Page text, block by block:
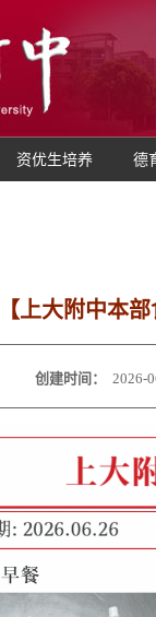
资优生培养 德
【上大附中本
创建时间： 2026-